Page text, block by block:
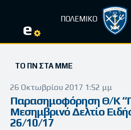
e ΠΟΛΕΜΙΚΟ
ΤΟ ΠΝ ΣΤΑ ΜΜΕ
26 Οκτωβρίου 2017 1:52 μμ
Παρασημοφόρηση Θ/Κ
Μεσημβρινό Δελτίο
26/10/17